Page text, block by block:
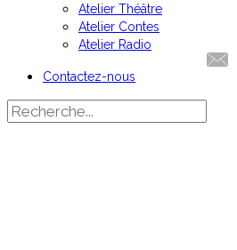
Atelier Théâtre
Atelier Contes
Atelier Radio
Contactez-nous